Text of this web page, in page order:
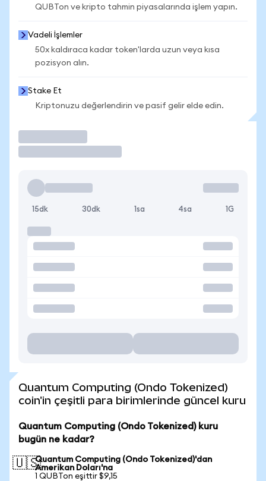
QUBTon ve kripto tahmin piyasalarında işlem yapın.
Vadeli İşlemler
50x kaldıraca kadar token'larda uzun veya kısa
pozisyon alın.
Stake Et
Kriptonuzu değerlendirin ve pasif gelir elde edin.
15dk 30dk 1sa 4sa 1G
Quantum Computing (Ondo Tokenized)
coin'in çeşitli para birimlerinde güncel kuru
Quantum Computing (Ondo Tokenized) kuru
bugün ne kadar?
🇺🇸Quantum Computing (Ondo Tokenized)'dan
Amerikan Doları'na
1 QUBTon eşittir $9,15